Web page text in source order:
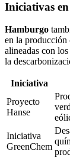
Iniciativas
Hamburgo
en la producción
alineadas con
la
Iniciativa
Proyecto
Hanse
Iniciativa
GreenChem